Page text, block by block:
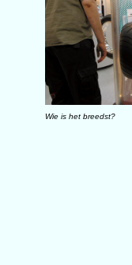
Wie is het breedst?